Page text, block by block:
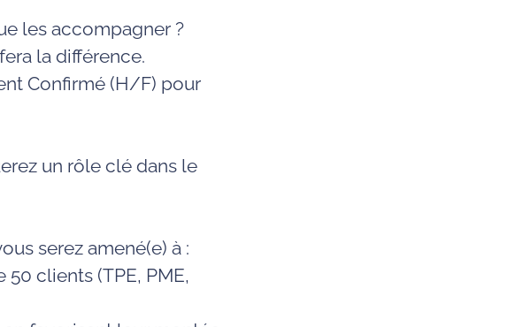
les accompagner ?
la différence.
Confirmé (H/F) pour
un rôle clé dans le
serez amené(e) à :
50 clients (TPE, PME,